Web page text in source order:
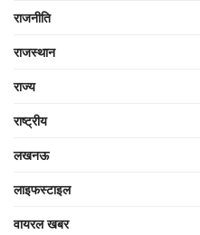
राजनीति
राजस्थान
राज्य
राष्ट्रीय
लखनऊ
लाइफस्टाइल
वायरल खबर